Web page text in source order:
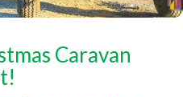
Caravan